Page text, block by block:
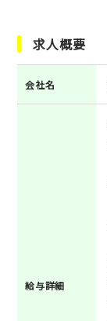
求人概要
会社名
給与詳細